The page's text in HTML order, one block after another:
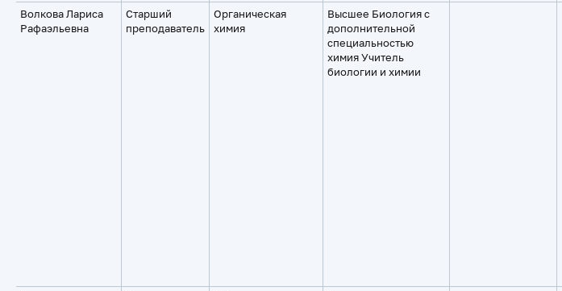
Волкова Лариса
Рафаэльевна
Старший
преподаватель
Органическая
химия
Высшее Биология с
дополнительной
специальностью
химия Учитель
биологии и химии